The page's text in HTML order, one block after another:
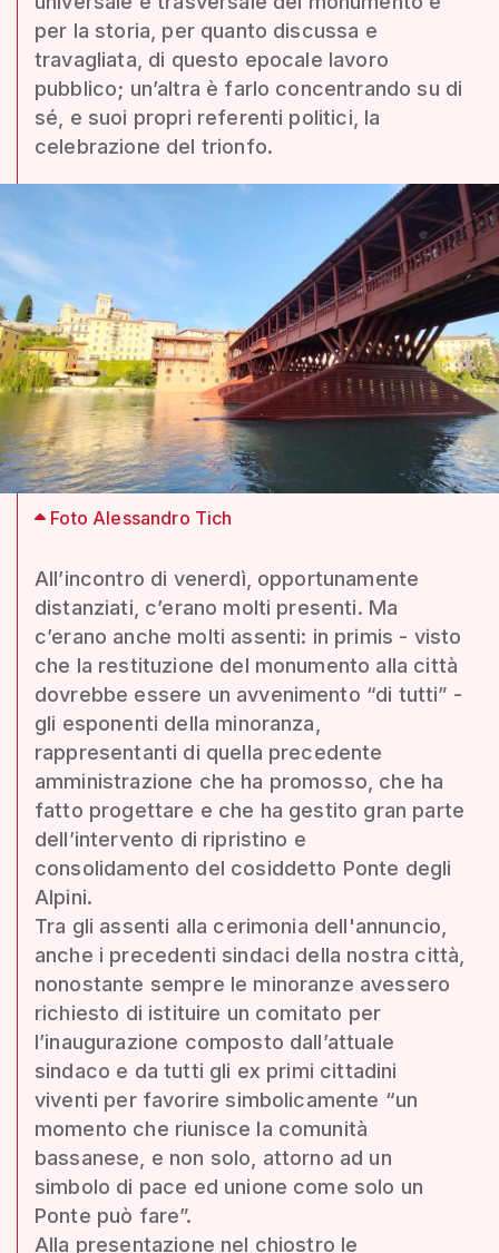
per la storia, per quanto discussa e
travagliata, di questo epocale lavoro
pubblico; un’altra è farlo concentrando su di
sé, e suoi propri referenti politici, la
celebrazione del trionfo.
Foto Alessandro Tich
All’incontro di venerdì, opportunamente
distanziati, c’erano molti presenti. Ma
c’erano anche molti assenti: in primis - visto
che la restituzione del monumento alla città
dovrebbe essere un avvenimento “di tutti” -
gli esponenti della minoranza,
rappresentanti di quella precedente
amministrazione che ha promosso, che ha
fatto progettare e che ha gestito gran parte
dell’intervento di ripristino e
consolidamento del cosiddetto Ponte degli
Alpini.
Tra gli assenti alla cerimonia dell'annuncio,
anche i precedenti sindaci della nostra città,
nonostante sempre le minoranze avessero
richiesto di istituire un comitato per
l’inaugurazione composto dall’attuale
sindaco e da tutti gli ex primi cittadini
viventi per favorire simbolicamente “un
momento che riunisce la comunità
bassanese, e non solo, attorno ad un
simbolo di pace ed unione come solo un
Ponte può fare”.
Alla presentazione nel chiostro le